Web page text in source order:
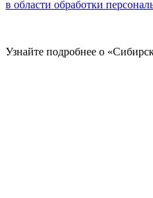
в области обработки
Узнайте подробнее о